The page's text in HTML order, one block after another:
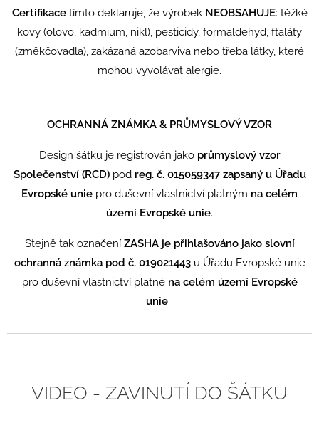
Certifikacetímto deklaruje, že výrobek NEOBSAHUJE: těžké
kovy (olovo, kadmium, nikl), pesticidy, formaldehyd, ftaláty
(změkčovadla), zakázaná azobarviva nebo třeba látky, které
mohou vyvolávat alergie.
OCHRANNÁ ZNÁMKA & PRŮMYSLOVÝ VZOR
Design šátku je registrován jako průmyslový vzor
Společenství (RCD)pod reg. č. 015059347 zapsaný u Úřadu
Evropské unie pro duševní vlastnictví platným na celém
území Evropské unie.
Stejně tak označení ZASHA je přihlašováno jako slovní
ochranná známka pod č. 019021443u Úřadu Evropské unie
pro duševní vlastnictví platné na celém území Evropské
unie.
VIDEO - ZAVINUTÍ DO ŠÁTKU